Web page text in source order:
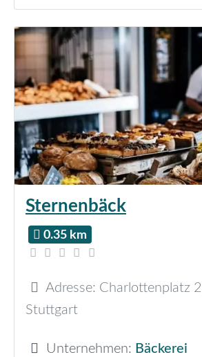
Sternenbäck
0.35 km
Adresse: Charlottenplatz 2
Stuttgart
Unternehmen: Bäckerei